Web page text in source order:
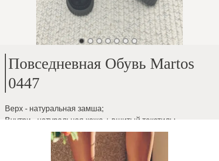
Повседневная Обувь Martos
0447
Верх - натуральная замша;
Внутри - натуральная кожа + вшитый текстиль ;
Высота подошвы - 4 см;
Мягкая кожа, удобная обувь